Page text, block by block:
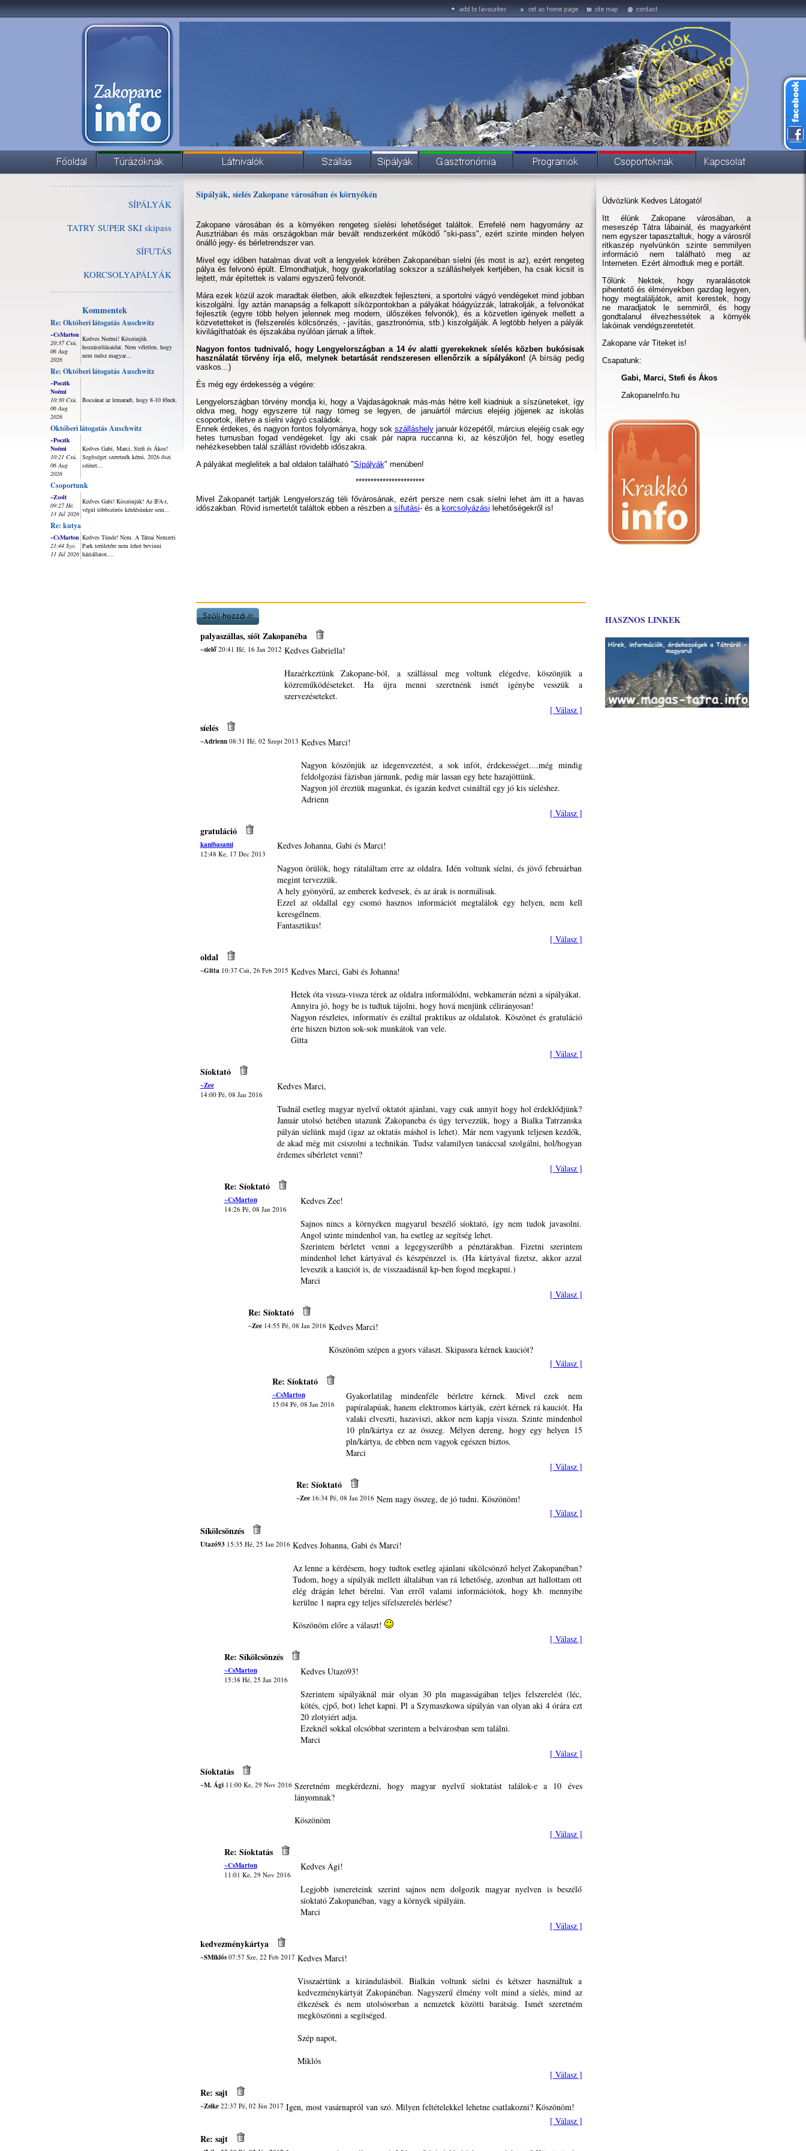
SÍPÁLYÁK
TATRY SUPER SKI skipass
SÍFUTÁS
KORCSOLYAPÁLYÁK
Kommentek
Re: Októberi látogatás Auschwitz
~CsMarton
20:37 Csü,
06 Aug
2026
Kedves Noémi! Köszönjük
hozzászólásaidat. Nem véletlen, hogy
nem tudsz magyar...
Re: Októberi látogatás Auschwitz
~Poczik
Noémi
10:30 Csü,
06 Aug
2026
Bocsánat az lemaradt, hogy 8-10 főnek.
Októberi látogatás Auschwitz
~Poczik
Noémi
10:21 Csü,
06 Aug
2026
Kedves Gabi, Marci, Stefi és Ákos!
Segítséget szeretnék kérni, 2026 őszi
szünet...
Csoportunk
~Zsolt
09:27 Hé,
13 Júl 2026
Kedves Gabi! Köszönjük! Az IFA-t,
végül többszörös kérdésünkre sem...
Re: kutya
~CsMarton
21:44 Szo,
11 Júl 2026
Kedves Tünde! Nem. A Tátrai Nemzeti
Park területére nem lehet bevinni
háziállatot,...
Sípályák, síelés Zakopane városában és környékén
Zakopane városában és a környéken rengeteg síelési lehetőséget találtok. Errefelé nem hagyomány az
Ausztriában és más országokban már bevált rendszerként működő "ski-pass", ezért szinte minden helyen
önálló jegy- és bérletrendszer van.
Mivel egy időben hatalmas divat volt a lengyelek körében Zakopanéban síelni (és most is az), ezért rengeteg
pálya és felvonó épült. Elmondhatjuk, hogy gyakorlatilag sokszor a szálláshelyek kertjében, ha csak kicsit is
lejtett, már építettek is valami egyszerű felvonót.
Mára ezek közül azok maradtak életben, akik elkezdtek fejleszteni, a sportolni vágyó vendégeket mind jobban
kiszolgálni. Így aztán manapság a felkapott síközpontokban a pályákat hóágyúzzák, latrakolják, a felvonókat
fejlesztik (egyre több helyen jelennek meg modern, ülőszékes felvonók), és a közvetlen igények mellett a
közvetetteket is (felszerelés kölcsönzés, - javítás, gasztronómia, stb.) kiszolgálják. A legtöbb helyen a pályák
kivilágíthatóak és éjszakába nyúlóan járnak a liftek.
Nagyon fontos tudnivaló, hogy Lengyelországban a 14 év alatti gyerekeknek síelés közben bukósisak
használatát törvény írja elő, melynek betartását rendszeresen ellenőrzik a sípályákon! (A bírság pedig
vaskos...)
És még egy érdekesség a végére:
Lengyelországban törvény mondja ki, hogy a Vajdaságoknak más-más hétre kell kiadniuk a síszüneteket, így
oldva meg, hogy egyszerre túl nagy tömeg se legyen, de januártól március elejéig jöjjenek az iskolás
csoportok, illetve a síelni vágyó családok.
Ennek érdekes, és nagyon fontos folyománya, hogy sok szálláshelyjanuár közepétől, március elejéig csak egy
hetes turnusban fogad vendégeket. Így aki csak pár napra ruccanna ki, az készüljön fel, hogy esetleg
nehézkesebben talál szállást rövidebb időszakra.
A pályákat meglelitek a bal oldalon található "Sípályák" menüben!
***********************
Mivel Zakopanét tartják Lengyelország téli fővárosának, ezért persze nem csak síelni lehet ám itt a havas
időszakban. Rövid ismertetőt találtok ebben a részben a sífutási- és a korcsolyázási lehetőségekről is!
palyaszállas, síőt Zakopanéba
~sielő20:41 Hé, 16 Jan 2012 Kedves Gabriella!
Hazaérkeztünk Zakopane-ból, a szállással meg voltunk elégedve, köszönjük a
közreműködéseteket. Ha újra menni szeretnénk ismét igénybe vesszük a
szervezéseteket.
[ Válasz ]
síelés
~Adrienn08:31 Hé, 02 Szept 2013 Kedves Marci!
Nagyon köszönjük az idegenvezetést, a sok infót, érdekességet....még mindig
feldolgozási fázisban járnunk, pedig már lassan egy hete hazajöttünk.
Nagyon jól éreztük magunkat, és igazán kedvet csináltál egy jó kis síeléshez.
Adrienn
[ Válasz ]
gratuláció
kanibasami
12:48 Ke, 17 Dec 2013
Kedves Johanna, Gabi és Marci!
Nagyon örülök, hogy rátaláltam erre az oldalra. Idén voltunk síelni, és jövő februárban
megint tervezzük.
A hely gyönyörű, az emberek kedvesek, és az árak is normálisak.
Ezzel az oldallal egy csomó hasznos információt megtalálok egy helyen, nem kell
keresgélnem.
Fantasztikus!
[ Válasz ]
oldal
~Gitta10:37 Csü, 26 Feb 2015 Kedves Marci, Gabi és Johanna!
Hetek óta vissza-vissza térek az oldalra informálódni, webkamerán nézni a sípályákat.
Annyira jó, hogy be is tudtuk tájolni, hogy hová menjünk célirányosan!
Nagyon részletes, informatív és ezáltal praktikus az oldalatok. Köszönet és gratuláció
érte hiszen bizton sok-sok munkátok van vele.
Gitta
[ Válasz ]
Síoktató
~Zee
14:00 Pé, 08 Jan 2016
Kedves Marci,
Tudnál esetleg magyar nyelvű oktatót ajánlani, vagy csak annyit hogy hol érdeklődjünk?
Január utolsó hetében utazunk Zakopaneba és úgy tervezzük, hogy a Bialka Tatrzanska
pályán síelünk majd (igaz az oktatás máshol is lehet). Már nem vagyunk teljesen kezdők,
de akad még mit csiszolni a technikán. Tudsz valamilyen tanáccsal szolgálni, hol/hogyan
érdemes síbérletet venni?
[ Válasz ]
Re: Síoktató
~CsMarton
14:26 Pé, 08 Jan 2016
Kedves Zee!
Sajnos nincs a környéken magyarul beszélő síoktató, így nem tudok javasolni.
Angol szinte mindenhol van, ha esetleg az segítség lehet.
Szerintem bérletet venni a legegyszerűbb a pénztárakban. Fizetni szerintem
mindenhol lehet kártyával és készpénzzel is. (Ha kártyával fizetsz, akkor azzal
leveszik a kauciót is, de visszaadásnál kp-ben fogod megkapni.)
Marci
[ Válasz ]
Re: Síoktató
~Zee14:55 Pé, 08 Jan 2016 Kedves Marci!
Köszönöm szépen a gyors választ. Skipassra kérnek kauciót?
[ Válasz ]
Re: Síoktató
~CsMarton
15:04 Pé, 08 Jan 2016
Gyakorlatilag mindenféle bérletre kérnek. Mivel ezek nem
papíralapúak, hanem elektromos kártyák, ezért kérnek rá kauciót. Ha
valaki elveszti, hazaviszi, akkor nem kapja vissza. Szinte mindenhol
10 pln/kártya ez az összeg. Mélyen dereng, hogy egy helyen 15
pln/kártya, de ebben nem vagyok egészen biztos.
Marci
[ Válasz ]
Re: Síoktató
~Zee16:34 Pé, 08 Jan 2016 Nem nagy összeg, de jó tudni. Köszönöm!
[ Válasz ]
Síkölcsönzés
Utazó93 15:35 Hé, 25 Jan 2016 Kedves Johanna, Gabi és Marci!
Az lenne a kérdésem, hogy tudtok esetleg ajánlani síkölcsönző helyet Zakopanéban?
Tudom, hogy a sípályák mellett általában van rá lehetőség, azonban azt hallottam ott
elég drágán lehet bérelni. Van erről valami információtok, hogy kb. mennyibe
kerülne 1 napra egy teljes sífelszerelés bérlése?
Köszönöm előre a választ!
[ Válasz ]
Re: Síkölcsönzés
~CsMarton
15:38 Hé, 25 Jan 2016
Kedves Utazó93!
Szerintem sípályáknál már olyan 30 pln magasságában teljes felszerelést (léc,
kötés, cjpő, bot) lehet kapni. Pl a Szymaszkowa sípályán van olyan aki 4 órára ezt
20 zlotyiért adja.
Ezeknél sokkal olcsóbbat szerintem a belvárosban sem találni.
Marci
[ Válasz ]
Síoktatás
~M. Ági11:00 Ke, 29 Nov 2016 Szeretném megkérdezni, hogy magyar nyelvű sioktatást találok-e a 10 éves
lányomnak?
Köszönöm
[ Válasz ]
Re: Síoktatás
~CsMarton
11:01 Ke, 29 Nov 2016
Kedves Ági!
Legjobb ismereteink szerint sajnos nem dolgozik magyar nyelven is beszélő
síoktató Zakopanéban, vagy a környék sípályáin.
Marci
[ Válasz ]
kedvezménykártya
~SMiklós07:57 Sze, 22 Feb 2017 Kedves Marci!
Visszaértünk a kirándulásból. Bialkán voltunk síelni és kétszer használtuk a
kedvezménykártyát Zakopánéban. Nagyszerű élmény volt mind a síelés, mind az
étkezések és nem utolsósorban a nemzetek közötti barátság. Ismét szeretném
megköszönni a segítséged.
Szép napot,
Miklós
[ Válasz ]
Re: sajt
~Zsike22:37 Pé, 02 Jún 2017 Igen, most vasárnapról van szó. Milyen feltételekkel lehetne csatlakozni? Köszönöm!
[ Válasz ]
Re: sajt
Üdvözlünk Kedves Látogató!
Itt élünk Zakopane városában, a
meseszép Tátra lábainál, és magyarként
nem egyszer tapasztaltuk, hogy a városról
ritkaszép nyelvünkön szinte semmilyen
információ nem található meg az
Interneten. Ezért álmodtuk meg e portált.
Tőlünk Nektek, hogy nyaralásotok
pihentető és élményekben gazdag legyen,
hogy megtaláljátok, amit kerestek, hogy
ne maradjatok le semmiről, és hogy
gondtalanul élvezhessétek a környék
lakóinak vendégszeretetét.
Zakopane vár Titeket is!
Csapatunk:
Gabi, Marci, Stefi és Ákos
ZakopaneInfo.hu
HASZNOS LINKEK